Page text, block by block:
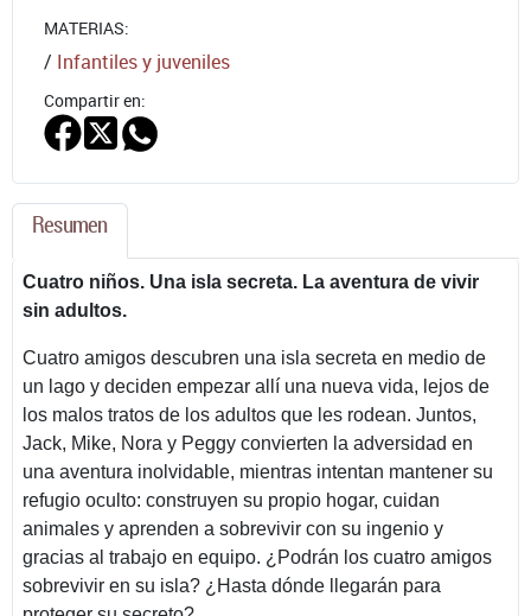
MATERIAS:
/ Infantiles y juveniles
Compartir en:
Resumen
Cuatro niños. Una isla secreta. La aventura de vivir
sin adultos.
Cuatro amigos descubren una isla secreta en medio de
un lago y deciden empezar allí una nueva vida, lejos de
los malos tratos de los adultos que les rodean. Juntos,
Jack, Mike, Nora y Peggy convierten la adversidad en
una aventura inolvidable, mientras intentan mantener su
refugio oculto: construyen su propio hogar, cuidan
animales y aprenden a sobrevivir con su ingenio y
gracias al trabajo en equipo. ¿Podrán los cuatro amigos
sobrevivir en su isla? ¿Hasta dónde llegarán para